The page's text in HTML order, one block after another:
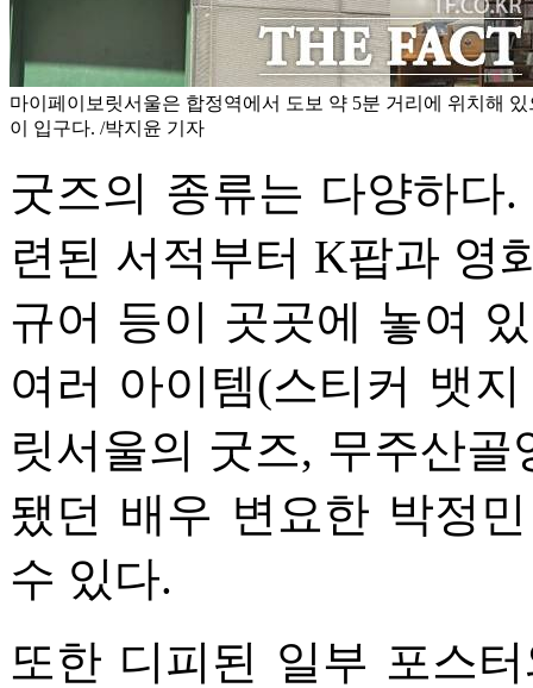
마이페이보릿서울은 합정역에서 도보 약 5분 거리에 위치해
이 입구다. /박지윤 기자
굿즈의 종류는 다양하다
련된 서적부터 K팝과 영
규어 등이 곳곳에 놓여
여러 아이템(스티커 뱃
릿서울의 굿즈, 무주산
됐던 배우 변요한 박정
수 있다.
또한 디피된 일부 포스